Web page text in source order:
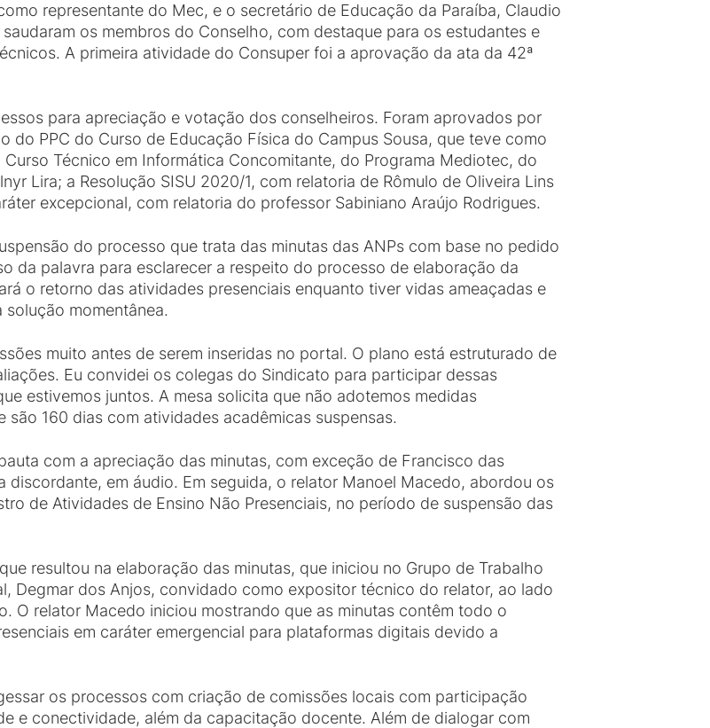
representante do Mec, e o secretário de Educação da Paraíba, Claudio
os membros do Conselho, com destaque para os estudantes e
A primeira atividade do Consuper foi a aprovação da ata da 42ª
para apreciação e votação dos conselheiros. Foram aprovados por
do PPC do Curso de Educação Física do Campus Sousa, que teve como
Técnico em Informática Concomitante, do Programa Mediotec, do
Lira; a Resolução SISU 2020/1, com relatoria de Rômulo de Oliveira Lins
excepcional, com relatoria do professor Sabiniano Araújo Rodrigues.
do processo que trata das minutas das ANPs com base no pedido
da palavra para esclarecer a respeito do processo de elaboração da
o retorno das atividades presenciais enquanto tiver vidas ameaçadas e
momentânea.
muito antes de serem inseridas no portal. O plano está estruturado de
Eu convidei os colegas do Sindicato para participar dessas
estivemos juntos. A mesa solicita que não adotemos medidas
são 160 dias com atividades acadêmicas suspensas.
com a apreciação das minutas, com exceção de Francisco das
em áudio. Em seguida, o relator Manoel Macedo, abordou os
de Atividades de Ensino Não Presenciais, no período de suspensão das
resultou na elaboração das minutas, que iniciou no Grupo de Trabalho
Degmar dos Anjos, convidado como expositor técnico do relator, ao lado
O relator Macedo iniciou mostrando que as minutas contêm todo o
em caráter emergencial para plataformas digitais devido a
os processos com criação de comissões locais com participação
e conectividade, além da capacitação docente. Além de dialogar com